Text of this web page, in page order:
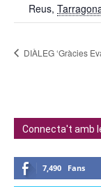
Reus,
DIÀLEG ‘Gràcies
Connecta't amb
7,490 Fans